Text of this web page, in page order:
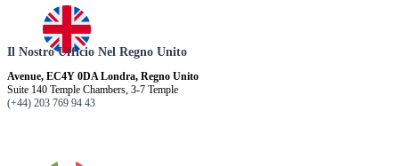
Il Nostro Ufficio Nel Regno Unito
Avenue, EC4Y 0DA Londra, Regno Unito
Suite 140 Temple Chambers, 3-7 Temple
(+44) 203 769 94 43